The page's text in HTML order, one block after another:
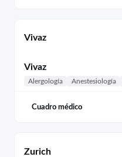
Vivaz
Vivaz
Alergología Anestesiología
Cuadro médico
Zurich